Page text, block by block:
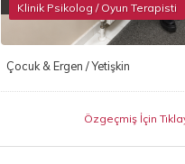
Klinik Psikolog / Oyun Terapisti
Çocuk & Ergen / Yetişkin
Özgeçmiş İçin